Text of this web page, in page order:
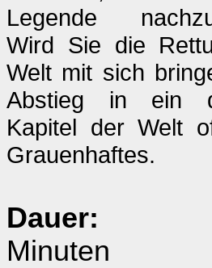
Legende
Wird Sie die
Welt mit sich
Abstieg in ein
Kapitel der Welt
Grauenhaftes.
Dauer:
Minuten